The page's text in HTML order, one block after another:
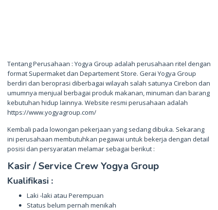
Tentang Perusahaan : Yogya Group adalah perusahaan ritel dengan
format Supermaket dan Departement Store. Gerai Yogya Group
berdiri dan beroprasi diberbagai wilayah salah satunya Cirebon dan
umumnya menjual berbagai produk makanan, minuman dan barang
kebutuhan hidup lainnya. Website resmi perusahaan adalah
https://www.yogyagroup.com/
Kembali pada lowongan pekerjaan yang sedang dibuka. Sekarang
ini perusahaan membutuhkan pegawai untuk bekerja dengan detail
posisi dan persyaratan melamar sebagai berikut :
Kasir / Service Crew Yogya Group
Kualifikasi :
Laki -laki atau Perempuan
Status belum pernah menikah